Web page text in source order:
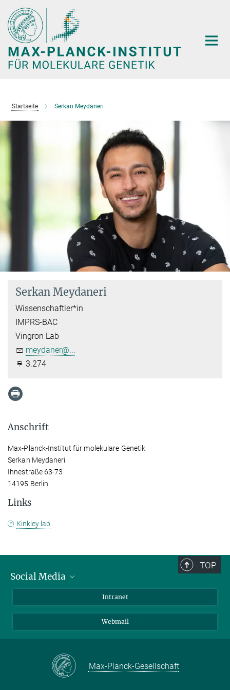
Hauptinhalt
Startseite Serkan Meydaneri
Serkan Meydaneri
Wissenschaftler*in
IMPRS-BAC
Vingron Lab
meydaner@...
3.274
Anschrift
Max-Planck-Institut für molekulare Genetik
Serkan Meydaneri
Ihnestraße 63-73
14195 Berlin
Links
Kinkley lab
TOP
Social Media
Intranet
Webmail
Max-Planck-Gesellschaft